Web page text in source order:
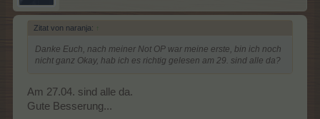
Zitat von naranja: ↑
Danke Euch, nach meiner Not OP war meine erste, bin ich noch
nicht ganz Okay, hab ich es richtig gelesen am 29. sind alle da?
Am 27.04. sind alle da.
Gute Besserung...